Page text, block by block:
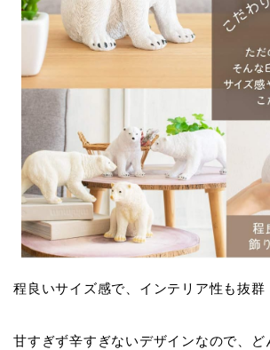
程良いサイズ感で、インテリア性も抜群
甘すぎず辛すぎないデザインなので、ど